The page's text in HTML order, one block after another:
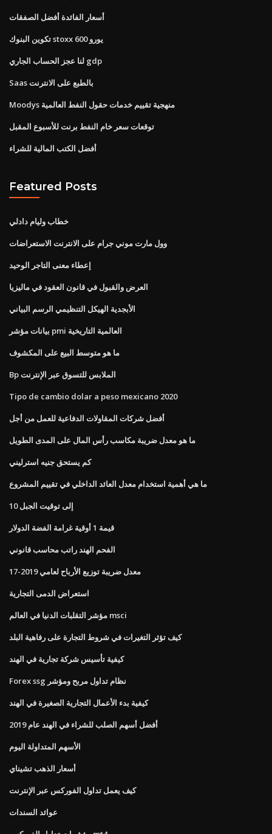
أسعار الفائدة أفضل الصفقات
تكوين البنوك stoxx 600 يورو
لنا عجز الحساب الجاري gdp
Saas بالطبع على الانترنت
Moodys منهجية تقييم خدمات حقول النفط العالمية
توقعات سعر خام النفط برنت للأسبوع المقبل
أفضل الكتب المالية للشراء
Featured Posts
خطاب وليام دادلي
وول مارت موني جرام على الانترنت الاستعراضات
إعطاء معنى التاجر الوحيد
العرض والقبول في قانون العقود في ماليزيا
الأبجدية الهيكل التنظيمي الرسم البياني
بيانات مؤشر pmi العالمية التاريخية
ما هو متوسط ​​البيع على المكشوف
Bp الملابس للتسوق عبر الإنترنت
Tipo de cambio dolar a peso mexicano 2020
أفضل شركات المقاولات الدفاعية للعمل من أجل
ما هو معدل ضريبة مكاسب رأس المال على المدى الطويل
كم يستحق جنيه استرليني
ما هي أهمية استخدام معدل العائد الداخلي في تقييم المشروع
10 إلى توقيت الجبل
قيمة 1 أوقية غرامة الفضة الدولار
الفحم الهند راتب محاسب قانوني
معدل ضريبة توزيع الأرباح لعامي 2019-17
استعراض الدمى التجارية
مؤشر التقلبات الدنيا في العالم msci
كيف تؤثر التغيرات في شروط التجارة على رفاهية البلد
كيفية تأسيس شركة تجارية في الهند
Forex ssg نظام تداول مربح ومؤشر
كيفية بدء الأعمال التجارية الصغيرة في الهند
أفضل أسهم الصلب للشراء في الهند عام 2019
الأسهم المتداولة اليوم
أسعار الذهب تشيناي
كيف يعمل تداول الفوركس عبر الإنترنت
عوائد السندات